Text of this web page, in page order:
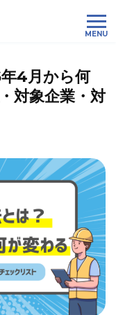
MENU
4月から何
対象企業・対